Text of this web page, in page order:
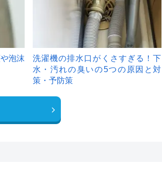
泡沫
洗濯機の排水口がくさすぎる！下
水・汚れの臭いの5つの原因と対
策・予防策